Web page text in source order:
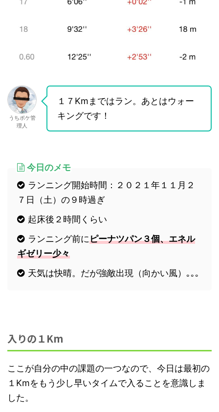
うちポケ管
理人
１７Kmまではラン。あとはウォー
キングです！
今日のメモ
ランニング開始時間：２０２１年１１月２
７日（土）の９時過ぎ
起床後２時間くらい
ランニング前にピーナツパン３個、エネル
ギゼリー少々
天気は快晴。だが強敵出現（向かい風）｡｡｡
入りの１Km
ここが自分の中の課題の一つなので、今日は最初の
１Kmをもう少し早いタイムで入ることを意識しま
した。